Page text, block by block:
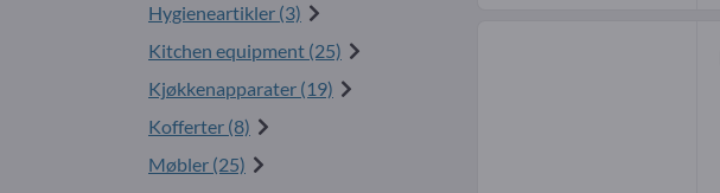
Hygieneartikler (3)
Kitchen equipment (25)
Kjøkkenapparater (19)
Kofferter (8)
Møbler (25)